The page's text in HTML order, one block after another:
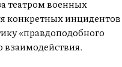
театром военных
конкретных инцидентов
«правдоподобного
взаимодействия.